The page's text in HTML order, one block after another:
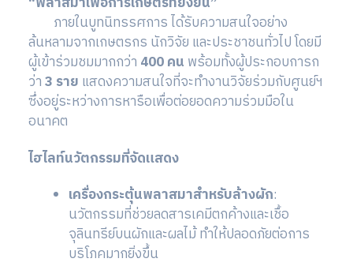
ภายในบูทนิทรรศการ ได้รับความสนใจอย่าง
ล้นหลามจากเกษตรกร นักวิจัย และประชาชนทั่วไป โดยมี
ผู้เข้าร่วมชมมากกว่า 400 คน พร้อมทั้งผู้ประกอบการก
ว่า3 ราย แสดงความสนใจที่จะทำงานวิจัยร่วมกับศูนย์ฯ
ซึ่งอยู่ระหว่างการหารือเพื่อต่อยอดความร่วมมือใน
อนาคต
ไฮไลท์นวัตกรรมที่จัดแสดง
เครื่องกระตุ้นพลาสมาสำหรับล้างผัก:
นวัตกรรมที่ช่วยลดสารเคมีตกค้างและเชื้อ
จุลินทรีย์บนผักและผลไม้ ทำให้ปลอดภัยต่อการ
บริโภคมากยิ่งขึ้น